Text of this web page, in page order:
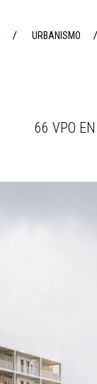
URBANISMO
66 VPO